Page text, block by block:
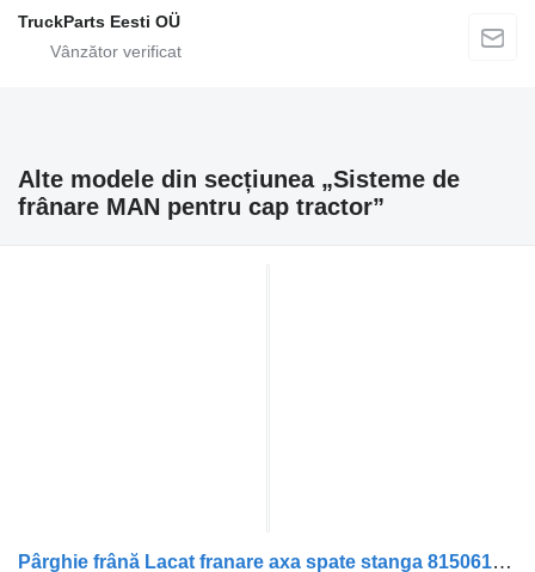
TruckParts Eesti OÜ
Alte modele din secțiunea „Sisteme de
frânare MAN pentru cap tractor”
Pârghie frână Lacat franare axa spate stanga 81506106251 pentru cap tractor MAN TGS